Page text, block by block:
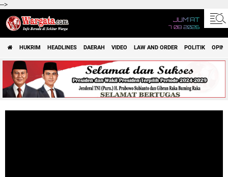
-->
JUM'AT
7 08 2026
HUKRIM HEADLINES DAERAH VIDEO LAW AND ORDER POLITIK OPINI